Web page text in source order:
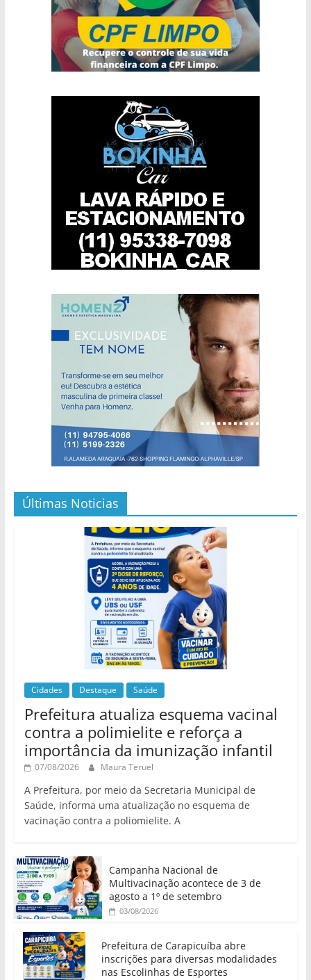
Últimas Noticias
Cidades Destaque Saúde
Prefeitura atualiza esquema vacinal
contra a polimielite e reforça a
importância da imunização infantil
07/08/2026 Maura Teruel
A Prefeitura, por meio da Secretaria Municipal de
Saúde, informa uma atualização no esquema de
vacinação contra a poliomielite. A
Campanha Nacional de
Multivacinação acontece de 3 de
agosto a 1º de setembro
03/08/2026
Prefeitura de Carapicuíba abre
inscrições para diversas modalidades
nas Escolinhas de Esportes